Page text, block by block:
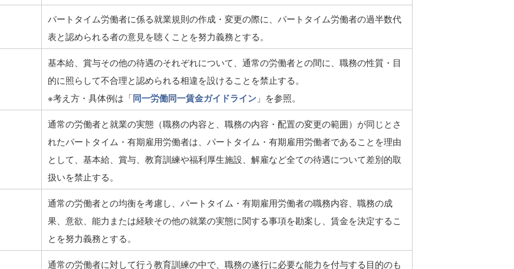
パートタイム労働者に係る就業規則の作成・変更の際に、パートタイム労働者の過半数代
表と認められる者の意見を聴くことを努力義務とする。
基本給、賞与その他の待遇のそれぞれについて、通常の労働者との間に、職務の性質・目
的に照らして不合理と認められる相違を設けることを禁止する。
※考え方・具体例は「同一労働同一賃金ガイドライン 」を参照。
通常の労働者と就業の実態（職務の内容と、職務の内容・配置の変更の範囲）が同じとさ
れたパートタイム・有期雇用労働者は、パートタイム・有期雇用労働者であることを理由
として、基本給、賞与、教育訓練や福利厚生施設、解雇など全ての待遇について差別的取
扱いを禁止する。
通常の労働者との均衡を考慮し、パートタイム・有期雇用労働者の職務内容、職務の成
果、意欲、能力または経験その他の就業の実態に関する事項を勘案し、賃金を決定するこ
とを努力義務とする。
通常の労働者に対して行う教育訓練の中で、職務の遂行に必要な能力を付与する目的のも